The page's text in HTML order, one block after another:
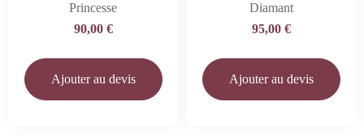
Princesse
90,00 €
Ajouter au devis
Diamant
95,00 €
Ajouter au devis